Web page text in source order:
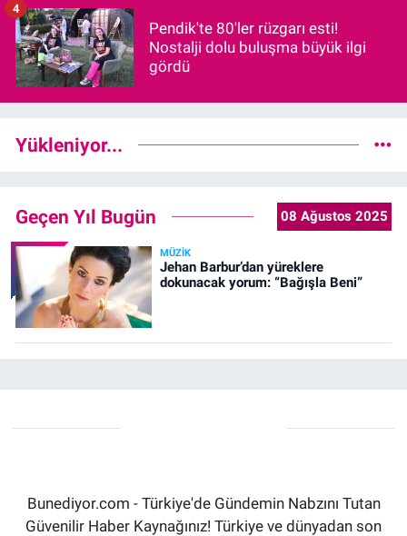
Pendik'te 80'ler rüzgarı esti!
Nostalji dolu buluşma büyük ilgi
gördü
4
Yükleniyor...
Geçen Yıl Bugün 08 Ağustos 2025
MÜZIK
Jehan Barbur’dan yüreklere
dokunacak yorum: “Bağışla Beni”
Bunediyor.com - Türkiye'de Gündemin Nabzını Tutan
Güvenilir Haber Kaynağınız! Türkiye ve dünyadan son